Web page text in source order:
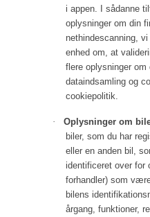
i appen. I sådanne
oplysninger om din
nethindescanning,
enhed om, at
flere oplysninger
dataindsamling og
cookiepolitik.
· Oplysninger om
biler, som du har
eller en anden bil,
identificeret over for
forhandler) som
bilens
årgang, funktioner,